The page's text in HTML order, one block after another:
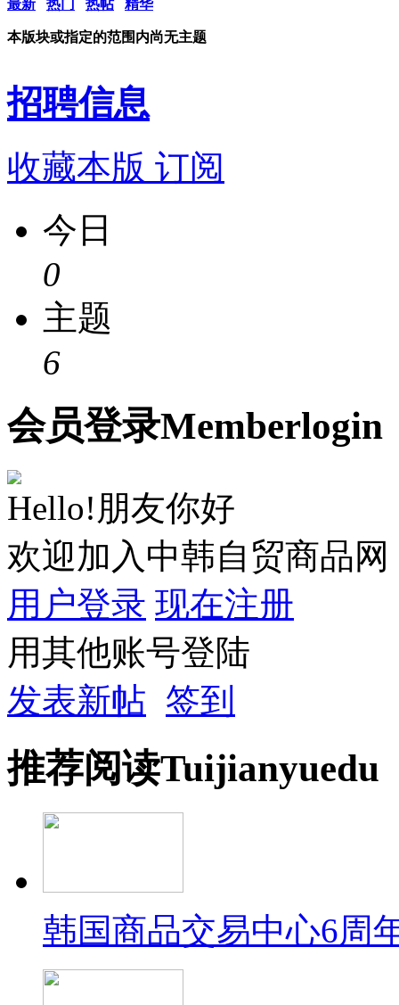
最新
热门 热帖 精华
本版块或指定的范围内尚无主题
招聘信息
收藏本版 订阅
今日
0
主题
6
会员登录Memberlogin
Hello!朋友你好
欢迎加入中韩自贸商品网
用户登录 现在注册
用其他账号登陆
发表新帖 签到
推荐阅读Tuijianyuedu
韩国商品交易中心6周